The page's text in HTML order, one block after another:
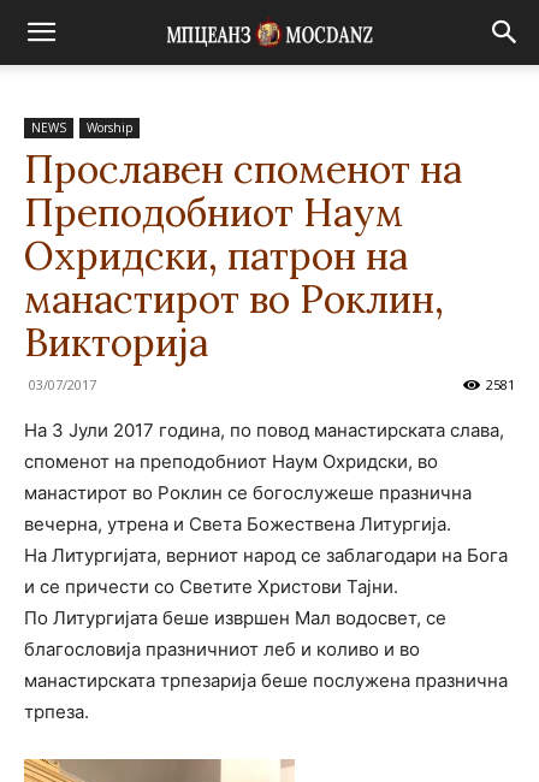
NEWS Worship
Прославен споменот на
Преподобниот Наум
Охридски, патрон на
манастирот во Роклин,
Викторија
03/07/2017 2581
На 3 Јули 2017 година, по повод манастирската слава,
споменот на преподобниот Наум Охридски, во
манастирот во Роклин се богослужеше празнична
вечерна, утрена и Света Божествена Литургија.
На Литургијата, верниот народ се заблагодари на Бога
и се причести со Светите Христови Тајни.
По Литургијата беше извршен Мал водосвет, се
благословија празничниот леб и коливо и во
манастирската трпезарија беше послужена празнична
трпеза.